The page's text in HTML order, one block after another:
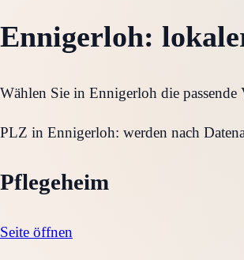
Ennigerloh:
Wählen Sie in Ennigerloh die
PLZ in Ennigerloh: werden nach
Pflegeheim
Seite öffnen